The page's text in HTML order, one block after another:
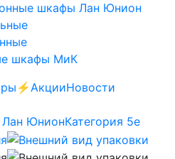
шкафы Лан Юнион
шкафы МиК
⚡️АкцииНовости
Лан ЮнионКатегория 5e